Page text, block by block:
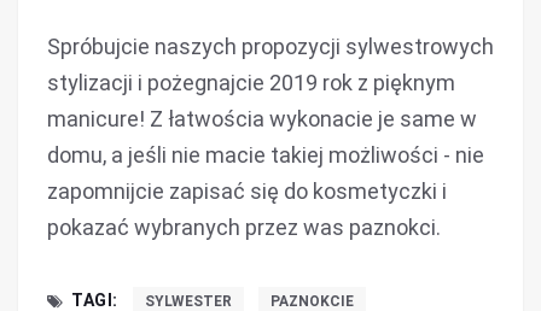
Spróbujcie naszych propozycji sylwestrowych
stylizacji i pożegnajcie 2019 rok z pięknym
manicure! Z łatwościa wykonacie je same w
domu, a jeśli nie macie takiej możliwości - nie
zapomnijcie zapisać się do kosmetyczki i
pokazać wybranych przez was paznokci.
TAGI: SYLWESTER PAZNOKCIE